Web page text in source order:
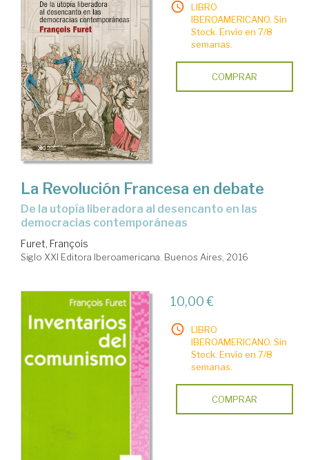
LIBRO
IBEROAMERICANO. Sin
Stock. Envío en 7/8
semanas.
COMPRAR
La Revolución Francesa en debate
de la utopía liberadora al desencanto en las
democracias contemporáneas
Furet, François
Siglo XXI Editora Iberoamericana. Buenos Aires, 2016
10,00 €
LIBRO
IBEROAMERICANO. Sin
Stock. Envío en 7/8
semanas.
COMPRAR